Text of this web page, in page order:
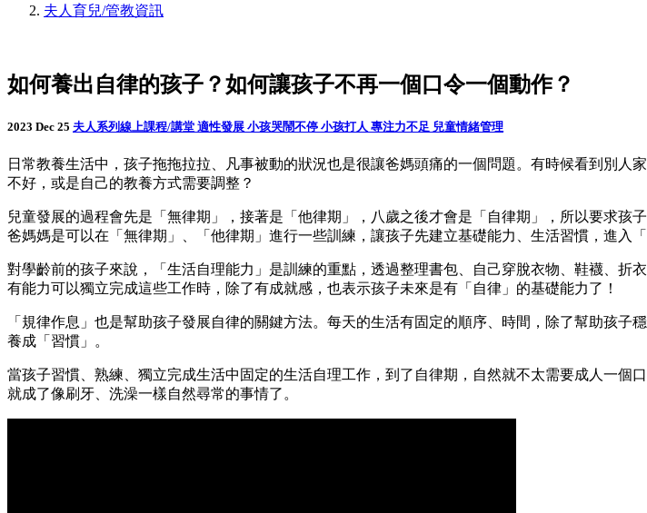
夫人育兒/管教資訊
如何養出自律的孩子？如何讓孩子不再一個口令一個動作？
2023 Dec 25 夫人系列線上課程/講堂 適性發展 小孩哭鬧不停 小孩打人 專注力不足 兒童情緒管理
日常教養生活中，孩子拖拖拉拉、凡事被動的狀況也是很讓爸媽頭痛的一個問題。有時候看到別
不好，或是自己的教養方式需要調整？
兒童發展的過程會先是「無律期」，接著是「他律期」，八歲之後才會是「自律期」，所以要求
爸媽媽是可以在「無律期」、「他律期」進行一些訓練，讓孩子先建立基礎能力、生活習慣，進入
對學齡前的孩子來說，「生活自理能力」是訓練的重點，透過整理書包、自己穿脫衣物、鞋襪、
有能力可以獨立完成這些工作時，除了有成就感，也表示孩子未來是有「自律」的基礎能力了！
「規律作息」也是幫助孩子發展自律的關鍵方法。每天的生活有固定的順序、時間，除了幫助孩
養成「習慣」。
當孩子習慣、熟練、獨立完成生活中固定的生活自理工作，到了自律期，自然就不太需要成人一
就成了像刷牙、洗澡一樣自然尋常的事情了。